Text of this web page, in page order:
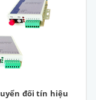
đối tín hiệu